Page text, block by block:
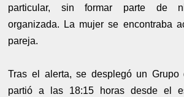
particular, sin formar parte de
organizada. La mujer se encontraba
pareja.
Tras el alerta, se desplegó un Grupo
partió a las 18:15 horas desde el